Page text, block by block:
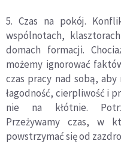
5. Czas na pokój.
wspólnotach,
domach formacji.
możemy ignorować
czas pracy nad sobą,
łagodność, cierpliwość i
nie na kłótnie.
Przeżywamy czas, w
powstrzymać się od